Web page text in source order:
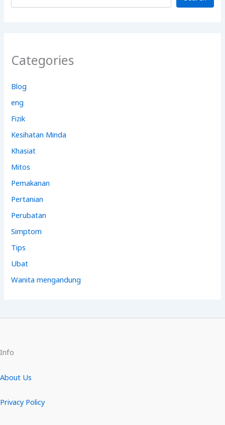
Categories
Blog
eng
Fizik
Kesihatan Minda
Khasiat
Mitos
Pemakanan
Pertanian
Perubatan
Simptom
Tips
Ubat
Wanita mengandung
Info
About Us
Privacy Policy